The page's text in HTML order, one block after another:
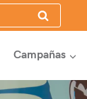
Campañas